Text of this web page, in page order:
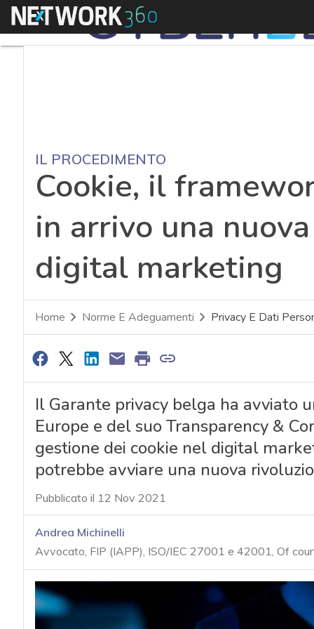
Menu
IL PROCEDIMENTO
Cookie, il
in arrivo una
digital marketing
Home Norme E Adeguamenti Privacy E Dati
Il Garante privacy belga ha avviato
Europe e del suo Transparency &
gestione dei cookie nel digital
potrebbe avviare una nuova
Pubblicato il 12 Nov 2021
Andrea Michinelli
Avvocato, FIP (IAPP), ISO/IEC 27001 e 42001, Of